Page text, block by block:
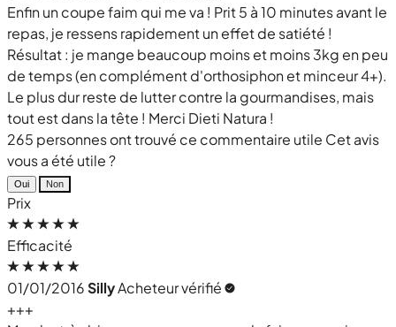
Enfin un coupe faim qui me va ! Prit 5 à 10 minutes avant le
repas, je ressens rapidement un effet de satiété !
Résultat : je mange beaucoup moins et moins 3kg en peu
de temps (en complément d'orthosiphon et minceur 4+).
Le plus dur reste de lutter contre la gourmandises, mais
tout est dans la tête ! Merci Dieti Natura !
265 personnes ont trouvé ce commentaire utile Cet avis
vous a été utile ?
Oui Non
Prix
Efficacité
01/01/2016SillyAcheteur vérifié
+++